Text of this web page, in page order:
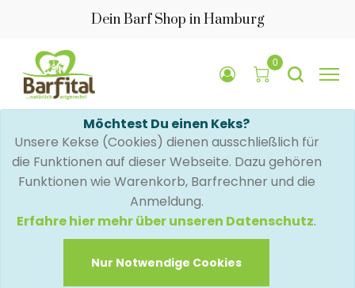
Dein Barf Shop in Hamburg
0
Möchtest Du einen Keks?
Unsere Kekse (Cookies) dienen ausschließlich für
die Funktionen auf dieser Webseite. Dazu gehören
Funktionen wie Warenkorb, Barfrechner und die
Anmeldung.
Erfahre hier mehr über unseren Datenschutz.
Nur Notwendige Cookies